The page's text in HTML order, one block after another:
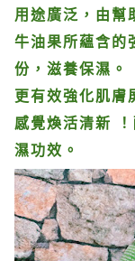
用途廣泛，由幫
牛油果所蘊含的
份，滋養保濕。
更有效強化肌膚
感覺煥活清新
濕功效。